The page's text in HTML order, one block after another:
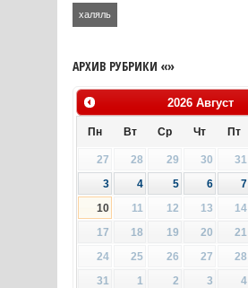
халяль
АРХИВ РУБРИКИ «»
2026 Август
Пн Вт Ср Чт Пт
27 28 29 30 31
3
4 5 6 7
10
11 12 13 14
17
18 19 20 21
24
25 26 27 28
31
1 2 3 4